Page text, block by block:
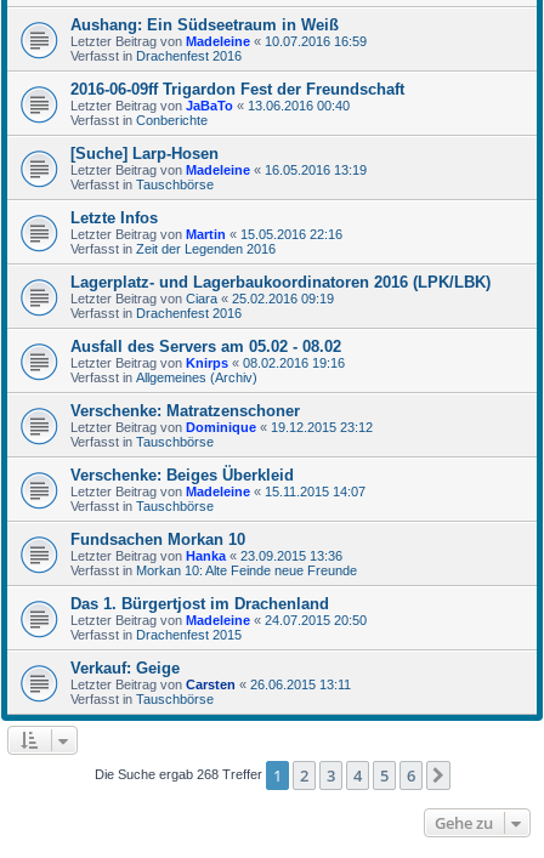
Aushang: Ein Südseetraum in Weiß
Letzter Beitrag von Madeleine « 10.07.2016 16:59
Verfasst in Drachenfest 2016
2016-06-09ff Trigardon Fest der Freundschaft
Letzter Beitrag von JaBaTo « 13.06.2016 00:40
Verfasst in Conberichte
[Suche] Larp-Hosen
Letzter Beitrag von Madeleine « 16.05.2016 13:19
Verfasst in Tauschbörse
Letzte Infos
Letzter Beitrag von Martin « 15.05.2016 22:16
Verfasst in Zeit der Legenden 2016
Lagerplatz- und Lagerbaukoordinatoren 2016 (LPK/LBK)
Letzter Beitrag von Ciara « 25.02.2016 09:19
Verfasst in Drachenfest 2016
Ausfall des Servers am 05.02 - 08.02
Letzter Beitrag von Knirps « 08.02.2016 19:16
Verfasst in Allgemeines (Archiv)
Verschenke: Matratzenschoner
Letzter Beitrag von Dominique « 19.12.2015 23:12
Verfasst in Tauschbörse
Verschenke: Beiges Überkleid
Letzter Beitrag von Madeleine « 15.11.2015 14:07
Verfasst in Tauschbörse
Fundsachen Morkan 10
Letzter Beitrag von Hanka « 23.09.2015 13:36
Verfasst in Morkan 10: Alte Feinde neue Freunde
Das 1. Bürgertjost im Drachenland
Letzter Beitrag von Madeleine « 24.07.2015 20:50
Verfasst in Drachenfest 2015
Verkauf: Geige
Letzter Beitrag von Carsten « 26.06.2015 13:11
Verfasst in Tauschbörse
Die Suche ergab 268 Treffer 1 2 3 4 5 6
Gehe zu